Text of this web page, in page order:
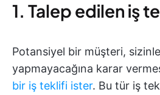
1. Talep edilen iş
Potansiyel bir müşteri,
yapmayacağına karar
bir iş teklifi ister. Bu tür iş